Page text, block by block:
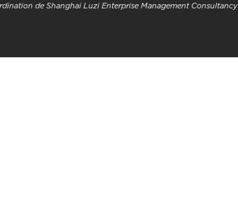
de Shanghai Luzi Enterprise Management Consultancy